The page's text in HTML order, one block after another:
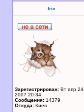
Iric
Зарегистрирован: Вт апр 24,
2007 20:34
Сообщения: 14379
Откуда: Киев